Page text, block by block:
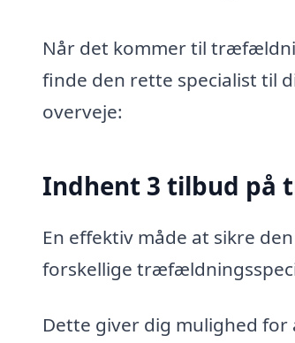
Når det kommer til
finde den rette specialist til
overveje:
Indhent 3 tilbud
En effektiv måde at sikre
forskellige
Dette giver dig mulighed